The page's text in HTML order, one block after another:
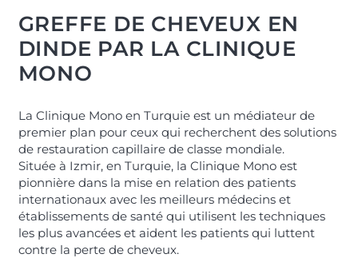
GREFFE DE CHEVEUX EN
DINDE PAR LA CLINIQUE
MONO
La Clinique Mono en Turquie est un médiateur de
premier plan pour ceux qui recherchent des solutions
de restauration capillaire de classe mondiale.
Située à Izmir, en Turquie, la Clinique Mono est
pionnière dans la mise en relation des patients
internationaux avec les meilleurs médecins et
établissements de santé qui utilisent les techniques
les plus avancées et aident les patients qui luttent
contre la perte de cheveux.